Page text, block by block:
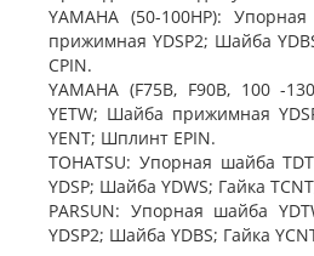
YAMAHA (50-100HP):
прижимная YDSP2; Шайба
CPIN.
YAMAHA (F75B, F90B, 100 -
YETW; Шайба прижимная
YENT; Шплинт EPIN.
TOHATSU: Упорная шайба
YDSP; Шайба YDWS; Гайка
PARSUN: Упорная шайба
YDSP2; Шайба YDBS; Гайка